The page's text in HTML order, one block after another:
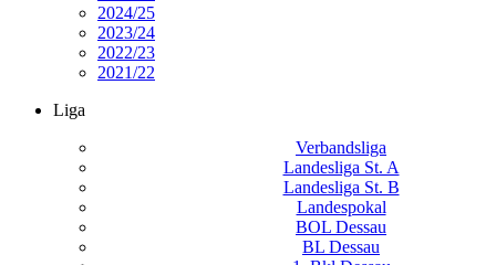
2024/25
2023/24
2022/23
2021/22
Liga
Verbandsliga
Landesliga St. A
Landesliga St. B
Landespokal
BOL Dessau
BL Dessau